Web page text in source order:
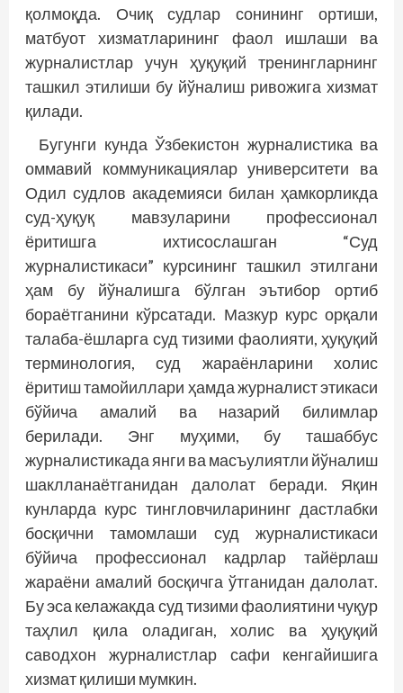
қолмоқда. Очиқ судлар сонининг ортиши,
матбуот хизматларининг фаол ишлаши ва
журналистлар учун ҳуқуқий тренингларнинг
ташкил этилиши бу йўналиш ривожига хизмат
қилади.
Бугунги кунда Ўзбекистон журналистика ва
оммавий коммуникациялар университети ва
Одил судлов академияси билан ҳамкорликда
суд-ҳуқуқ мавзуларини профессионал
ёритишга ихтисослашган “Суд
журналистикаси” курсининг ташкил этилгани
ҳам бу йўналишга бўлган эътибор ортиб
бораётганини кўрсатади. Мазкур курс орқали
талаба-ёшларга суд тизими фаолияти, ҳуқуқий
терминология, суд жараёнларини холис
ёритиш тамойиллари ҳамда журналист этикаси
бўйича амалий ва назарий билимлар
берилади. Энг муҳими, бу ташаббус
журналистикада янги ва масъулиятли йўналиш
шаклланаётганидан далолат беради. Яқин
кунларда курс тингловчиларининг дастлабки
босқични тамомлаши суд журналистикаси
бўйича профессионал кадрлар тайёрлаш
жараёни амалий босқичга ўтганидан далолат.
Бу эса келажакда суд тизими фаолиятини чуқур
таҳлил қила оладиган, холис ва ҳуқуқий
саводхон журналистлар сафи кенгайишига
хизмат қилиши мумкин.